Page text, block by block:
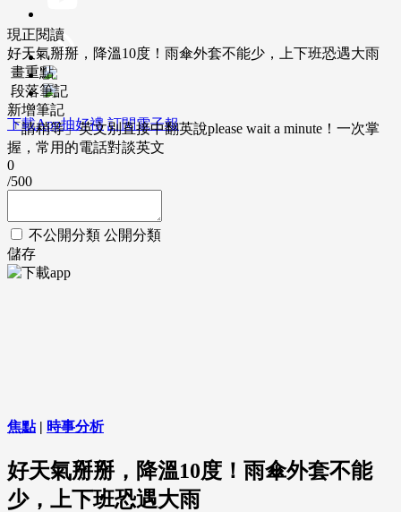
下載App抽好禮 訂閱電子報
現正閱讀
好天氣掰掰，降溫10度！雨傘外套不能少，上下班恐遇大雨
畫重點
段落筆記
新增筆記
「請稍等」英文別直接中翻英說please wait a minute！一次掌
握，常用的電話對談英文
0
/500
不公開分類 公開分類
儲存
焦點| 時事分析
好天氣掰掰，降溫10度！雨傘外套不能
少，上下班恐遇大雨